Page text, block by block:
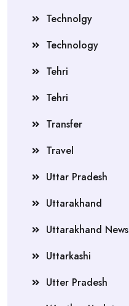
Technolgy
Technology
Tehri
Tehri
Transfer
Travel
Uttar Pradesh
Uttarakhand
Uttarakhand News
Uttarkashi
Utter Pradesh